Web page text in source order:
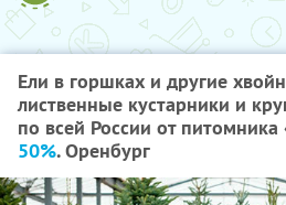
Ели в горшках и другие
лиственные кустарники и
по всей России от питомника
50%. Оренбург